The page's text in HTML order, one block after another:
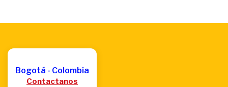
Bogotá - Colombia
Contactanos